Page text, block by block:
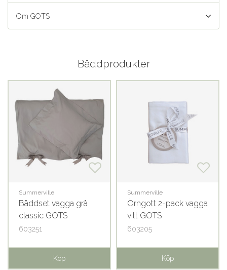
Om GOTS
Bäddprodukter
Summerville
Bäddset vagga grå
classic GOTS
603251
Köp
Summerville
Örngott 2-pack vagga
vitt GOTS
603205
Köp